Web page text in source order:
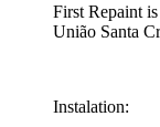
First Repaint
União Santa
Instalation: